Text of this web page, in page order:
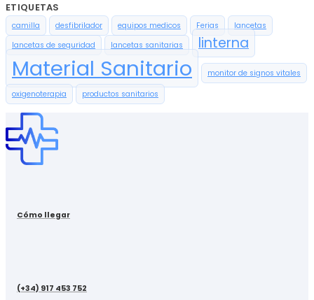
ETIQUETAS
camilla desfibrilador equipos medicos Ferias
lancetas
lancetas de seguridad
lancetas sanitarias linterna
Material Sanitario
monitor de signos vitales
oxigenoterapia
productos sanitarios
Cómo llegar
(+34) 917 453 752